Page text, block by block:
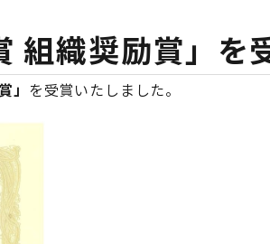
組織奨励賞」を
」 を受賞いたしました。